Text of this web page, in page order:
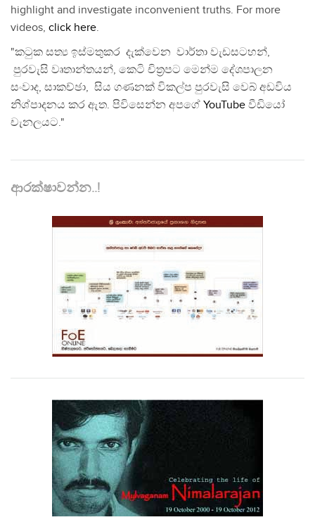
highlight and investigate inconvenient truths. For more
videos, click here.
"කටුක සත්‍ය ඉස්මතුකර දැක්වෙන වාර්තා වැඩසටහන්,
පුරවැසි වෘතාන්තයන්, කෙටි චිත්‍රපට මෙන්ම දේශපාලන
සංවාද, සාකච්ඡා, සිය ගණනක් විකල්ප පුරවැසි වෙබ් අඩවිය
නිශ්පාදනය කර ඇත. පිවිසෙන්න අපගේ YouTube වීඩියෝ
චැනලයට."
ආරක්ෂාවන්න..!